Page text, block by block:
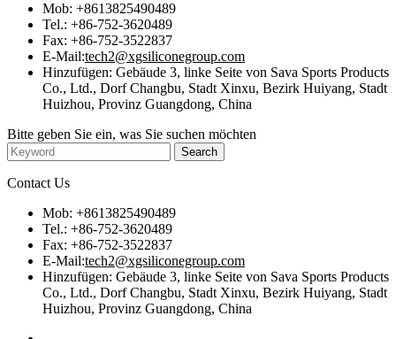
Mob: +8613825490489
Tel.: +86-752-3620489
Fax: +86-752-3522837
E-Mail:tech2@xgsiliconegroup.com
Hinzufügen: Gebäude 3, linke Seite von Sava Sports Products
Co., Ltd., Dorf Changbu, Stadt Xinxu, Bezirk Huiyang, Stadt
Huizhou, Provinz Guangdong, China
Bitte geben Sie ein, was Sie suchen möchten
Contact Us
Mob: +8613825490489
Tel.: +86-752-3620489
Fax: +86-752-3522837
E-Mail:tech2@xgsiliconegroup.com
Hinzufügen: Gebäude 3, linke Seite von Sava Sports Products
Co., Ltd., Dorf Changbu, Stadt Xinxu, Bezirk Huiyang, Stadt
Huizhou, Provinz Guangdong, China